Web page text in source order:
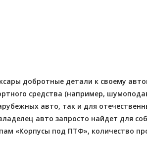
добротные детали к своему
средства (например,
авто, так и для
авто запросто найдет для
«Корпусы под ПТФ», количество